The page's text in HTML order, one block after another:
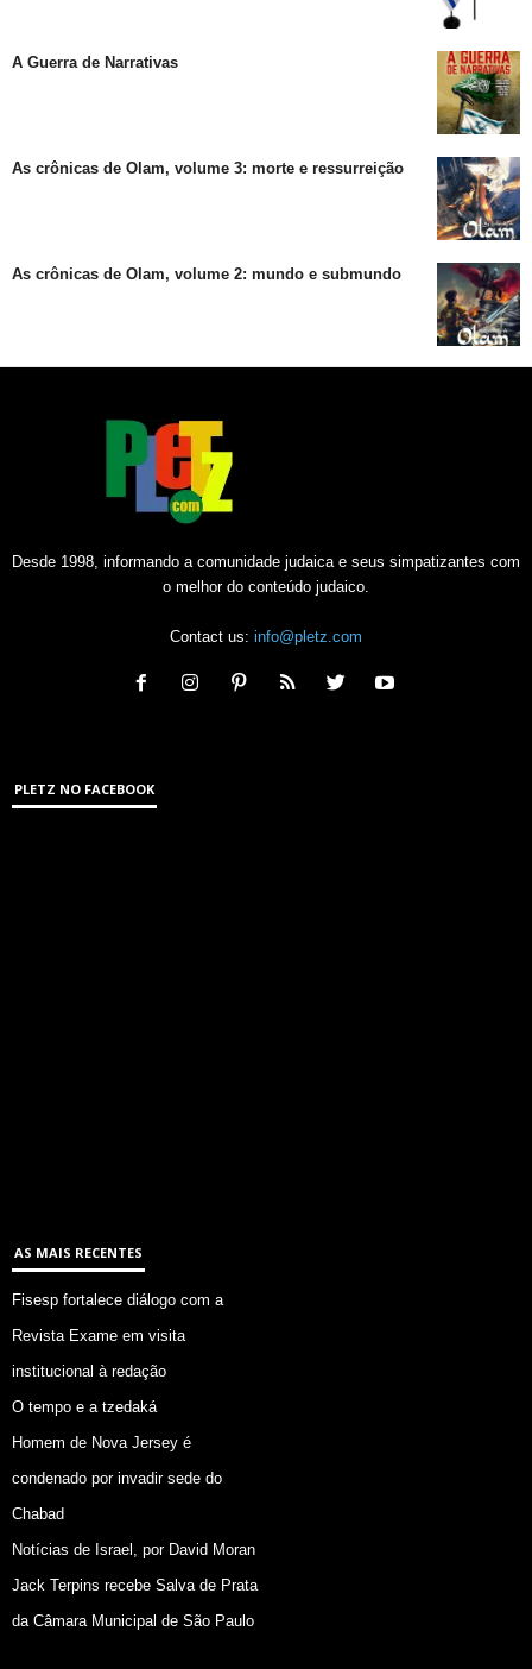
A Guerra de Narrativas
As crônicas de Olam, volume 3: morte e ressurreição
As crônicas de Olam, volume 2: mundo e submundo
Desde 1998, informando a comunidade judaica e seus simpatizantes com
o melhor do conteúdo judaico.
Contact us: info@pletz.com
PLETZ NO FACEBOOK
AS MAIS RECENTES
Fisesp fortalece diálogo com a
Revista Exame em visita
institucional à redação
O tempo e a tzedaká
Homem de Nova Jersey é
condenado por invadir sede do
Chabad
Notícias de Israel, por David Moran
Jack Terpins recebe Salva de Prata
da Câmara Municipal de São Paulo